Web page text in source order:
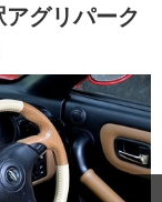
縄
グリパーク